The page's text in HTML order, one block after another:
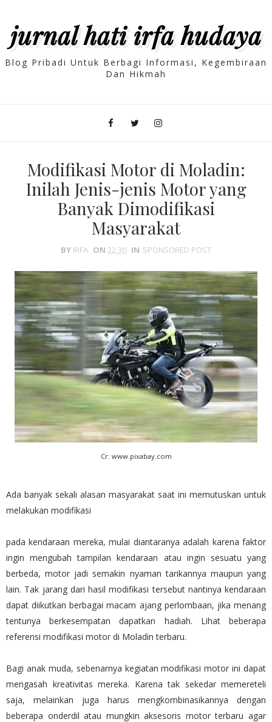
jurnal hati irfa hudaya
Blog Pribadi Untuk Berbagi Informasi, Kegembiraan
Dan Hikmah
Modifikasi Motor di Moladin:
Inilah Jenis-jenis Motor yang
Banyak Dimodifikasi
Masyarakat
BY IRFA ON 22.30 IN SPONSORED POST
Cr: www.pixabay.com
Ada banyak sekali alasan masyarakat saat ini memutuskan untuk
melakukan modifikasi
pada kendaraan mereka, mulai diantaranya adalah karena faktor
ingin mengubah tampilan kendaraan atau ingin sesuatu yang
berbeda, motor jadi semakin nyaman tarikannya maupun yang
lain. Tak jarang dari hasil modifikasi tersebut nantinya kendaraan
dapat diikutkan berbagai macam ajang perlombaan, jika menang
tentunya berkesempatan dapatkan hadiah. Lihat beberapa
referensi modifikasi motor di Moladin terbaru.
Bagi anak muda, sebenarnya kegiatan modifikasi motor ini dapat
mengasah kreativitas mereka. Karena tak sekedar memereteli
saja, melainkan juga harus mengkombinasikannya dengan
beberapa onderdil atau mungkin aksesoris motor terbaru agar